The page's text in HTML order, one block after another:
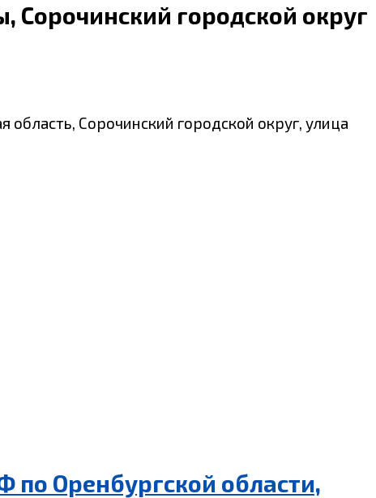
городской округ
Сорочинский городской округ, улица
по Оренбургской области,